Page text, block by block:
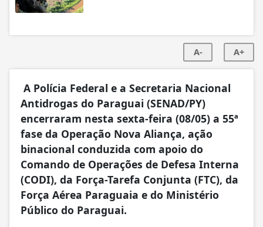
A- A+
A Polícia Federal e a Secretaria Nacional
Antidrogas do Paraguai (SENAD/PY)
encerraram nesta sexta-feira (08/05) a 55ª
fase da Operação Nova Aliança, ação
binacional conduzida com apoio do
Comando de Operações de Defesa Interna
(CODI), da Força-Tarefa Conjunta (FTC), da
Força Aérea Paraguaia e do Ministério
Público do Paraguai.